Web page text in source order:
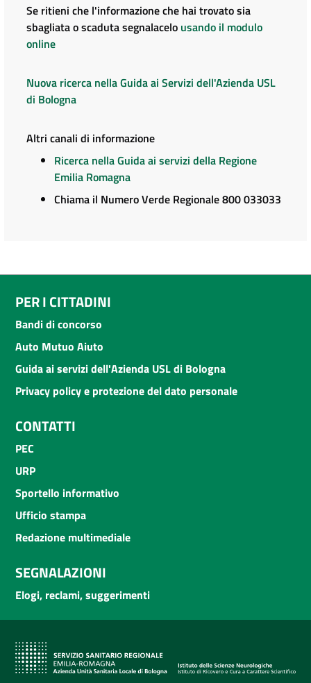
Se ritieni che l'informazione che hai trovato sia
sbagliata o scaduta segnalacelo usando il modulo
online
Nuova ricerca nella Guida ai Servizi dell'Azienda USL
di Bologna
Altri canali di informazione
Ricerca nella Guida ai servizi della Regione
Emilia Romagna
Chiama il Numero Verde Regionale 800 033033
PER I CITTADINI
Bandi di concorso
Auto Mutuo Aiuto
Guida ai servizi dell'Azienda USL di Bologna
Privacy policy e protezione del dato personale
CONTATTI
PEC
URP
Sportello informativo
Ufficio stampa
Redazione multimediale
SEGNALAZIONI
Elogi, reclami, suggerimenti